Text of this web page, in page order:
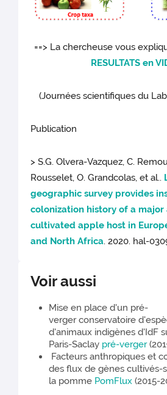
==> La chercheuse vous
RESULTATS en
(Journées scientifiques du
Publication
> S.G. Olvera-Vazquez, C.
Rousselet, O. Grandcolas, et al..
geographic survey provides
colonization history of a
cultivated apple host in
and North Africa. 2020. hal-
Voir aussi
Mise en place d'un pré-
verger conservatoire
d'animaux indigènes d'IdF
Paris-Saclay pré-verger
Facteurs anthropiques et
des flux de gènes cultivés-
la pomme PomFlux (2015-